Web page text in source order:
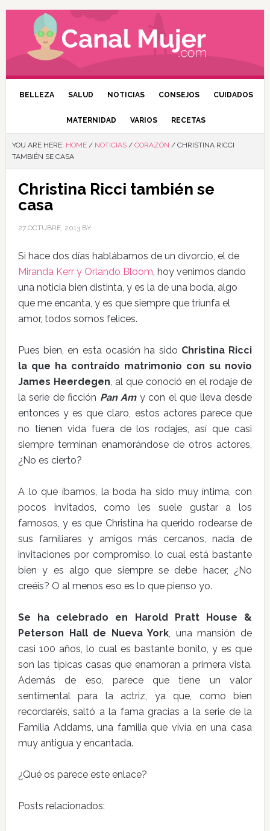
BELLEZA SALUD NOTICIAS CONSEJOS CUIDADOS
MATERNIDAD VARIOS RECETAS
YOU ARE HERE: HOME / NOTICIAS / CORAZÓN /CHRISTINA RICCI
TAMBIÉN SE CASA
Christina Ricci también se
casa
27 OCTUBRE, 2013BY
Si hace dos días hablábamos de un divorcio, el de
Miranda Kerr y Orlando Bloom, hoy venimos dando
una noticia bien distinta, y es la de una boda, algo
que me encanta, y es que siempre que triunfa el
amor, todos somos felices.
Pues bien, en esta ocasión ha sido Christina Ricci
la que ha contraído matrimonio con su novio
James Heerdegen, al que conoció en el rodaje de
la serie de ficción Pan Amy con el que lleva desde
entonces y es que claro, estos actores parece que
no tienen vida fuera de los rodajes, así que casi
siempre terminan enamorándose de otros actores,
¿No es cierto?
A lo que íbamos, la boda ha sido muy íntima, con
pocos invitados, como les suele gustar a los
famosos, y es que Christina ha querido rodearse de
sus familiares y amigos más cercanos, nada de
invitaciones por compromiso, lo cual está bastante
bien y es algo que siempre se debe hacer, ¿No
creéis? O al menos eso es lo que pienso yo.
Se ha celebrado en Harold Pratt House &
Peterson Hall de Nueva York, una mansión de
casi 100 años, lo cual es bastante bonito, y es que
son las típicas casas que enamoran a primera vista.
Además de eso, parece que tiene un valor
sentimental para la actriz, ya que, como bien
recordaréis, saltó a la fama gracias a la serie de la
Familia Addams, una familia que vivía en una casa
muy antigua y encantada.
¿Qué os parece este enlace?
Posts relacionados: